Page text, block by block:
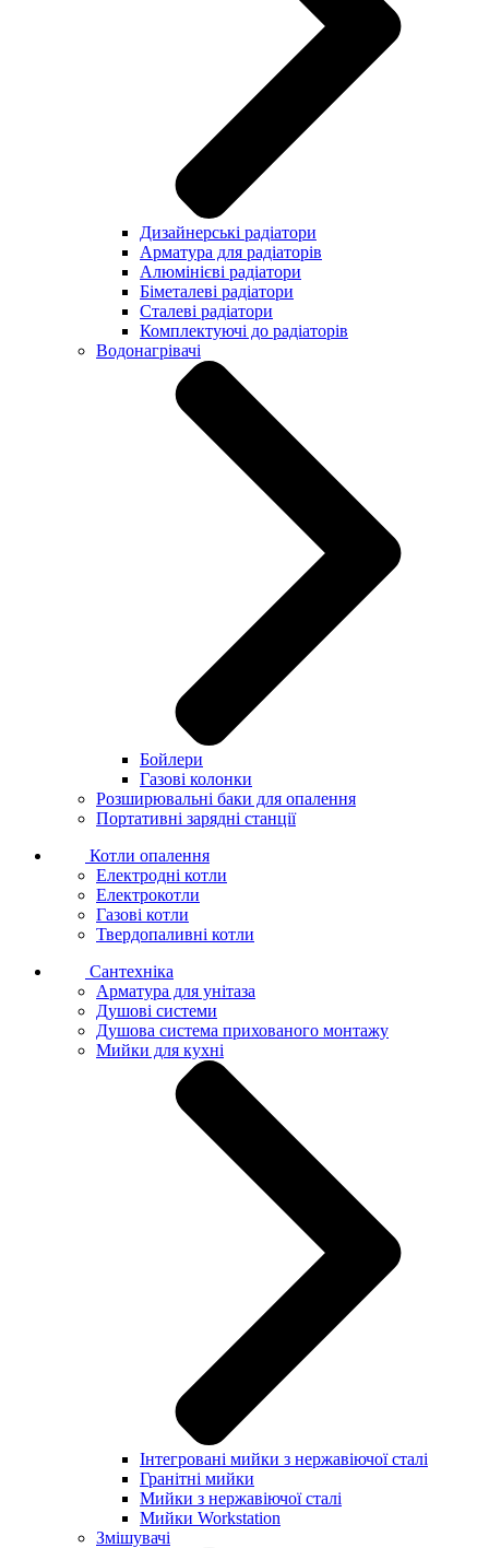
Дизайнерські радіатори
Арматура для радіаторів
Алюмінієві радіатори
Біметалеві радіатори
Сталеві радіатори
Комплектуючі до радіаторів
Водонагрівачі
Бойлери
Газові колонки
Розширювальні баки для опалення
Портативні зарядні станції
Котли опалення
Електродні котли
Електрокотли
Газові котли
Твердопаливні котли
Сантехніка
Арматура для унітаза
Душові системи
Душова система прихованого монтажу
Мийки для кухні
Інтегровані мийки з нержавіючої сталі
Гранітні мийки
Мийки з нержавіючої сталі
Мийки Workstation
Змішувачі